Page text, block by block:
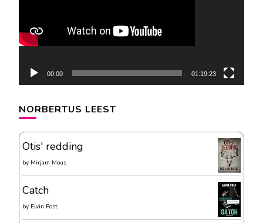
00:00 01:19:23
NORBERTUS LEEST
Otis' redding
by Mirjam Mous
Catch
by Elvin Post